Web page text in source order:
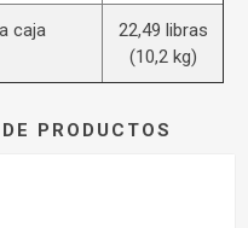
caja
22,49 libras
(10,2 kg)
PRODUCTOS